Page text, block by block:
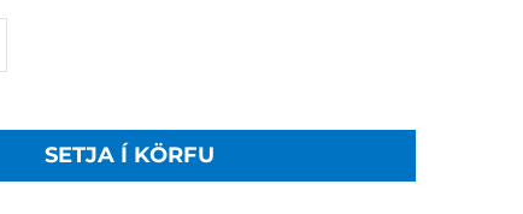
SETJA Í KÖRFU